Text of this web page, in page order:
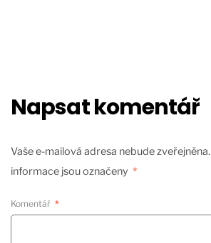
Napsat komentář
Vaše e-mailová adresa nebude zveřejněna.
informace jsou označeny *
Komentář *